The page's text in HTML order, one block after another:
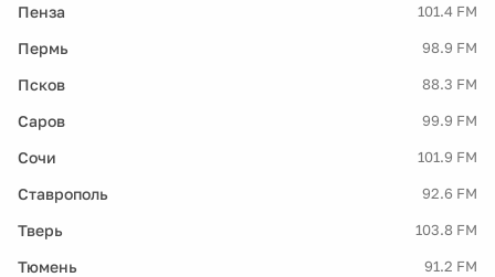
Пенза 101.4 FM
Пермь 98.9 FM
Псков 88.3 FM
Саров 99.9 FM
Сочи 101.9 FM
Ставрополь 92.6 FM
Тверь 103.8 FM
Тюмень 91.2 FM